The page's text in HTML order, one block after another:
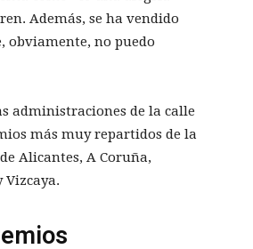
Además, se ha vendido
obviamente, no puedo
administraciones de la calle
más muy repartidos de la
Alicantes, A Coruña,
Vizcaya.